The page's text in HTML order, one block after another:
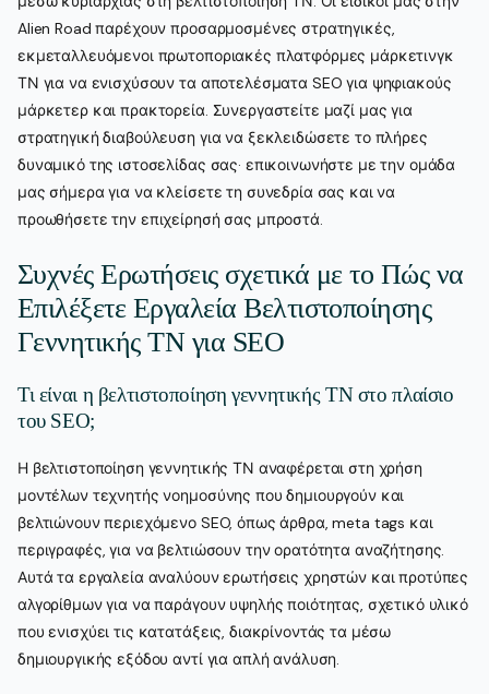
Alien Road παρέχουν προσαρμοσμένες στρατηγικές,
εκμεταλλευόμενοι πρωτοποριακές πλατφόρμες μάρκετινγκ
ΤΝ για να ενισχύσουν τα αποτελέσματα SEO για ψηφιακούς
μάρκετερ και πρακτορεία. Συνεργαστείτε μαζί μας για
στρατηγική διαβούλευση για να ξεκλειδώσετε το πλήρες
δυναμικό της ιστοσελίδας σας· επικοινωνήστε με την ομάδα
μας σήμερα για να κλείσετε τη συνεδρία σας και να
προωθήσετε την επιχείρησή σας μπροστά.
Συχνές Ερωτήσεις σχετικά με το Πώς να
Επιλέξετε Εργαλεία Βελτιστοποίησης
Γεννητικής ΤΝ για SEO
Τι είναι η βελτιστοποίηση γεννητικής ΤΝ στο πλαίσιο
του SEO;
Η βελτιστοποίηση γεννητικής ΤΝ αναφέρεται στη χρήση
μοντέλων τεχνητής νοημοσύνης που δημιουργούν και
βελτιώνουν περιεχόμενο SEO, όπως άρθρα, meta tags και
περιγραφές, για να βελτιώσουν την ορατότητα αναζήτησης.
Αυτά τα εργαλεία αναλύουν ερωτήσεις χρηστών και προτύπες
αλγορίθμων για να παράγουν υψηλής ποιότητας, σχετικό υλικό
που ενισχύει τις κατατάξεις, διακρίνοντάς τα μέσω
δημιουργικής εξόδου αντί για απλή ανάλυση.